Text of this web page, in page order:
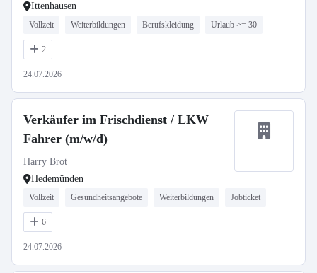
Ittenhausen
Vollzeit Weiterbildungen Berufskleidung Urlaub >= 30
2
24.07.2026
Verkäufer im Frischdienst / LKW
Fahrer (m/w/d)
Harry Brot
Hedemünden
Vollzeit Gesundheitsangebote Weiterbildungen Jobticket
6
24.07.2026